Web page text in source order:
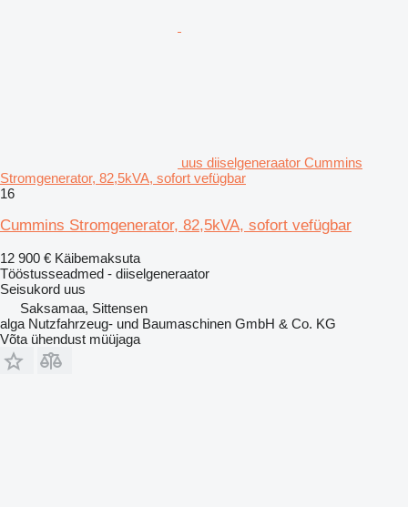
uus diiselgeneraator Cummins
Stromgenerator, 82,5kVA, sofort vefügbar
16
Cummins Stromgenerator, 82,5kVA, sofort vefügbar
12 900 € Käibemaksuta
Tööstusseadmed - diiselgeneraator
Seisukord uus
Saksamaa, Sittensen
alga Nutzfahrzeug- und Baumaschinen GmbH & Co. KG
Võta ühendust müüjaga